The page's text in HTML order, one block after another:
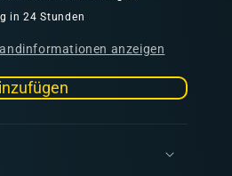
in 24 Stunden
anzeigen